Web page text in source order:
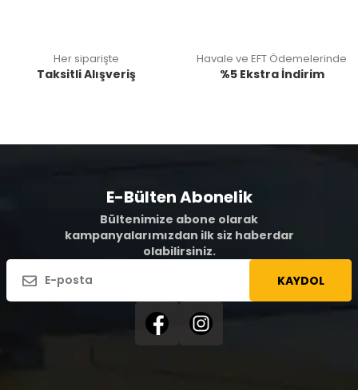
Her siparişte
Taksitli Alışveriş
Havale ve EFT Ödemelerinde
%5 Ekstra İndirim
E-Bülten Abonelik
Bültenimize abone olarak
kampanyalarımızdan ilk siz haberdar
olabilirsiniz.
KAYDOL